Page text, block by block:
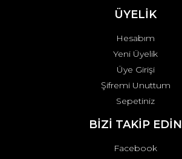
ÜYELİK
Hesabım
Yeni Üyelik
Üye Girişi
Şifremi Unuttum
Sepetiniz
BİZİ TAKİP EDİN
Facebook